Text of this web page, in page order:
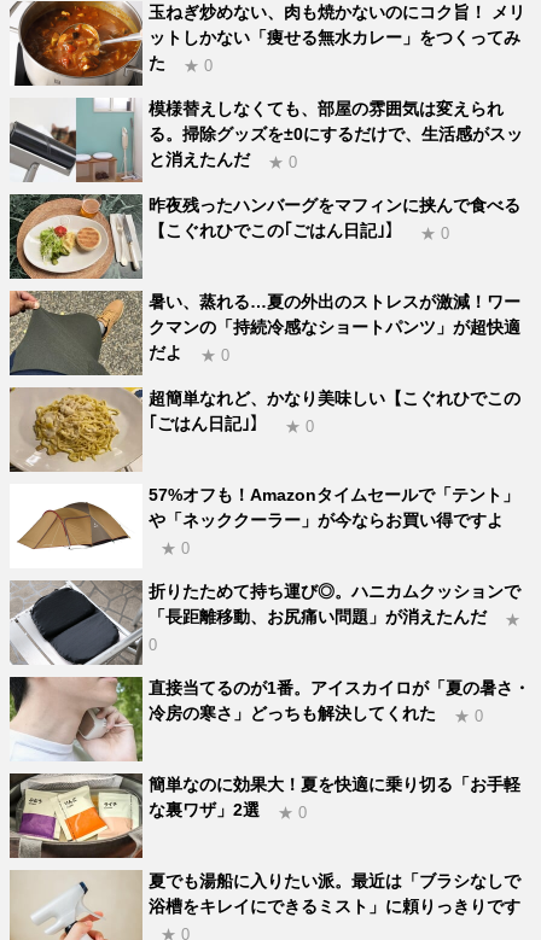
玉ねぎ炒めない、肉も焼かないのにコク旨！ メリ
ットしかない「痩せる無水カレー」をつくってみ
た
★ 0
模様替えしなくても、部屋の雰囲気は変えられ
る。掃除グッズを±0にするだけで、生活感がスッ
と消えたんだ
★ 0
昨夜残ったハンバーグをマフィンに挟んで食べる
【こぐれひでこの｢ごはん日記｣】
★ 0
暑い、蒸れる…夏の外出のストレスが激減！ワー
クマンの「持続冷感なショートパンツ」が超快適
だよ
★ 0
超簡単なれど、かなり美味しい【こぐれひでこの
｢ごはん日記｣】
★ 0
57%オフも！Amazonタイムセールで「テント」
や「ネッククーラー」が今ならお買い得ですよ
★ 0
折りたためて持ち運び◎。ハニカムクッションで
「長距離移動、お尻痛い問題」が消えたんだ
★
0
直接当てるのが1番。アイスカイロが「夏の暑さ・
冷房の寒さ」どっちも解決してくれた
★ 0
簡単なのに効果大！夏を快適に乗り切る「お手軽
な裏ワザ」2選
★ 0
夏でも湯船に入りたい派。最近は「ブラシなしで
浴槽をキレイにできるミスト」に頼りっきりです
★ 0